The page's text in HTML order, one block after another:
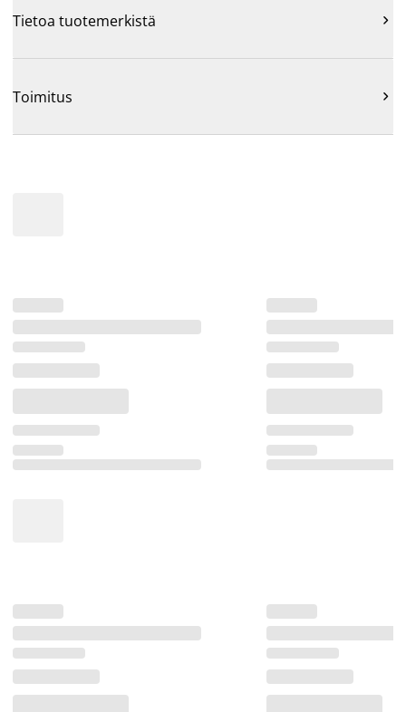
Tietoa tuotemerkistä 
Toimitus 